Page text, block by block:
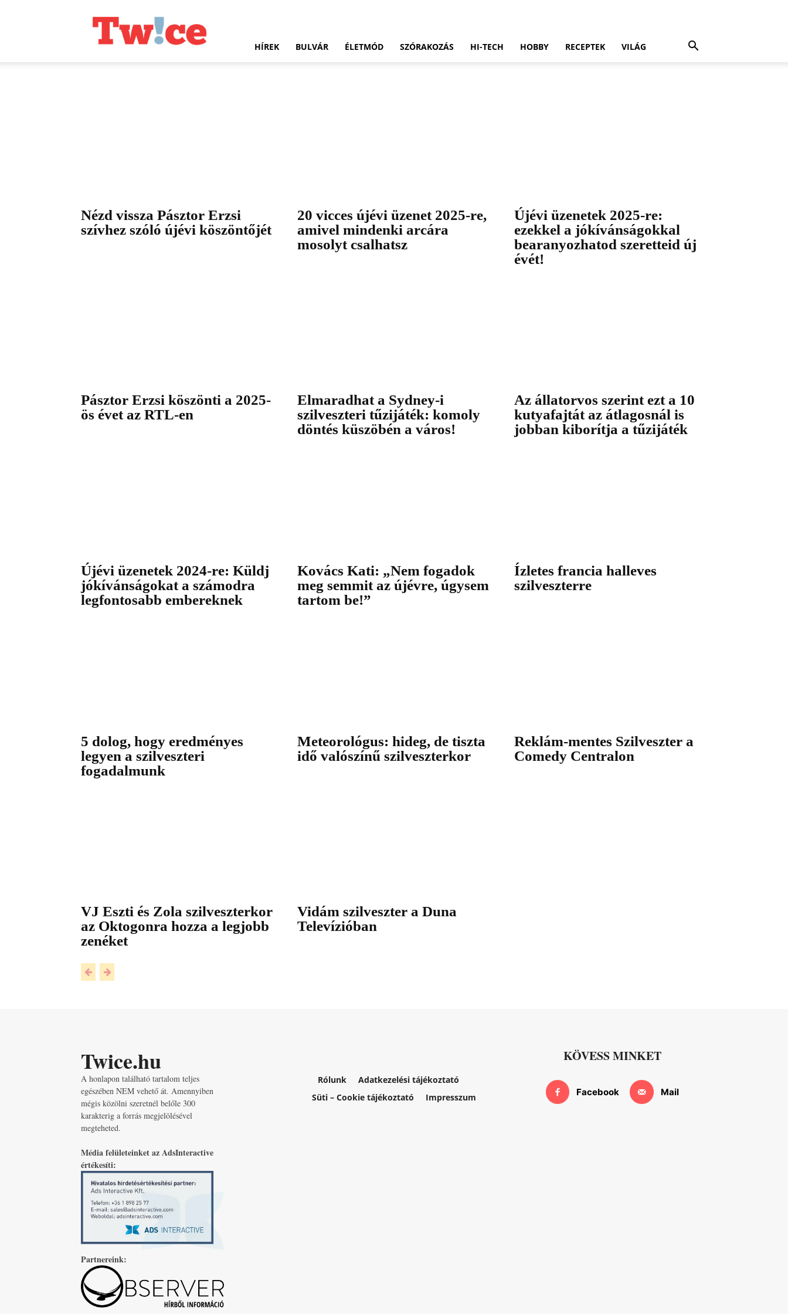
HÍREK BULVÁR ÉLETMÓD SZÓRAKOZÁS HI-TECH HOBBY RECEPTEK VILÁG
Nézd vissza Pásztor Erzsi
szívhez szóló újévi köszöntőjét
20 vicces újévi üzenet 2025-re,
amivel mindenki arcára
mosolyt csalhatsz
Újévi üzenetek 2025-re:
ezekkel a jókívánságokkal
bearanyozhatod szeretteid új
évét!
Pásztor Erzsi köszönti a 2025-
ös évet az RTL-en
Elmaradhat a Sydney-i
szilveszteri tűzijáték: komoly
döntés küszöbén a város!
Az állatorvos szerint ezt a 10
kutyafajtát az átlagosnál is
jobban kiborítja a tűzijáték
Újévi üzenetek 2024-re: Küldj
jókívánságokat a számodra
legfontosabb embereknek
Kovács Kati: „Nem fogadok
meg semmit az újévre, úgysem
tartom be!”
Ízletes francia halleves
szilveszterre
5 dolog, hogy eredményes
legyen a szilveszteri
fogadalmunk
Meteorológus: hideg, de tiszta
idő valószínű szilveszterkor
Reklám-mentes Szilveszter a
Comedy Centralon
VJ Eszti és Zola szilveszterkor
az Oktogonra hozza a legjobb
zenéket
Vidám szilveszter a Duna
Televízióban
Twice.hu
A honlapon található tartalom teljes
egészében NEM vehető át. Amennyiben
mégis közölni szeretnél belőle 300
karakterig a forrás megjelölésével
megteheted.
Média felületeinket az AdsInteractive
értékesíti:
Partnereink:
Rólunk
Adatkezelési tájékoztató
Süti – Cookie tájékoztató
Impresszum
KÖVESS MINKET
Facebook Mail